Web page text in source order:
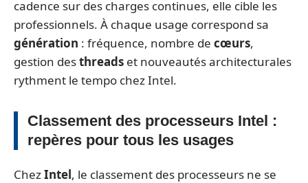
cadence sur des charges continues, elle cible les
professionnels. À chaque usage correspond sa
génération : fréquence, nombre de cœurs,
gestion desthreads et nouveautés architecturales
rythment le tempo chez Intel.
Classement des processeurs Intel :
repères pour tous les usages
ChezIntel, le classement des processeurs ne se